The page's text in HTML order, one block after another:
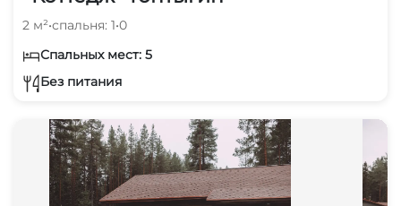
2 м²•спальня: 1•0
Спальных мест: 5
Без питания